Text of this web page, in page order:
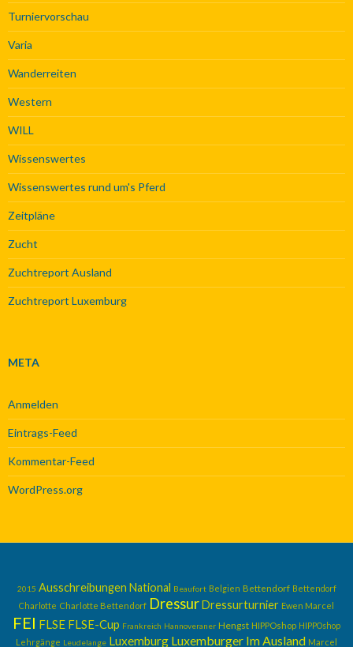
Turniervorschau
Varia
Wanderreiten
Western
WILL
Wissenswertes
Wissenswertes rund um's Pferd
Zeitpläne
Zucht
Zuchtreport Ausland
Zuchtreport Luxemburg
META
Anmelden
Eintrags-Feed
Kommentar-Feed
WordPress.org
2015 Ausschreibungen National Beaufort Belgien Bettendorf Bettendorf
Charlotte Charlotte Bettendorf DressurDressurturnier Ewen Marcel
FEI FLSE FLSE-Cup Frankreich Hannoveraner Hengst HIPPOshop HIPPOshop
Lehrgänge Leudelange Luxemburg Luxemburger Im Ausland Marcel